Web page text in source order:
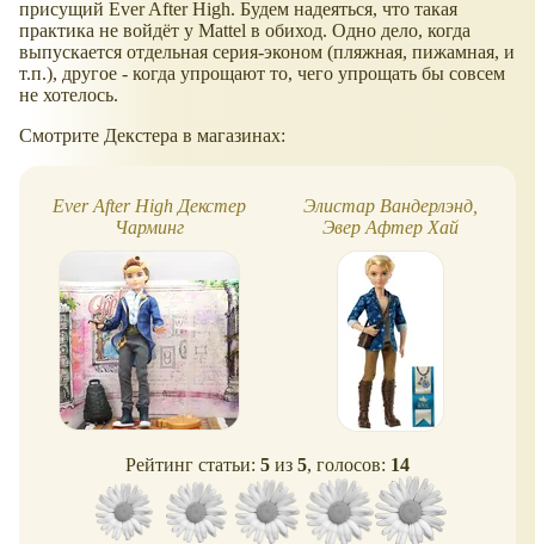
присущий Ever After High. Будем надеяться, что такая
практика не войдёт у Mattel в обиход. Одно дело, когда
выпускается отдельная серия-эконом (пляжная, пижамная, и
т.п.), другое - когда упрощают то, чего упрощать бы совсем
не хотелось.
Смотрите Декстера в магазинах:
Ever After High Декстер
Чарминг
Элистар Вандерлэнд,
Эвер Афтер Хай
Рейтинг статьи: 5 из 5, голосов: 14